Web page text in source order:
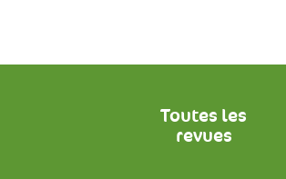
Toutes les
revues